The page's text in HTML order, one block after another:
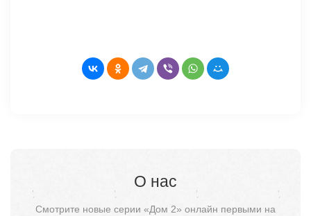
О нас
Смотрите новые серии «Дом 2» онлайн первыми на